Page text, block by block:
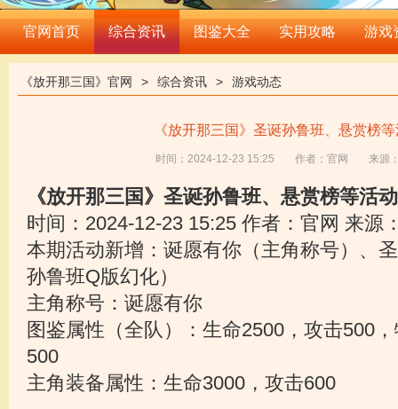
官网首页 综合资讯 图鉴大全 实用攻略 游戏
《放开那三国》官网 > 综合资讯 > 游戏动态
《放开那三国》圣诞孙鲁班、悬赏榜
时间：2024-12-23 15:25 作者：官网 来源
《放开那三国》圣诞孙鲁班、悬赏榜等活动
时间：2024-12-23 15:25 作者：官网 来源
本期活动新增：诞愿有你（主角称号）、
孙鲁班Q版幻化）
主角称号：诞愿有你
图鉴属性（全队）：生命2500，攻击500
500
主角装备属性：生命3000，攻击600